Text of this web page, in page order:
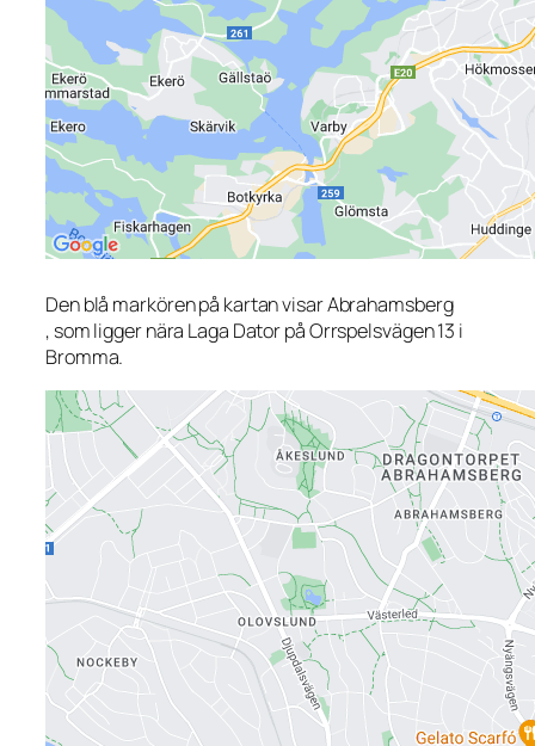
Den blå markören på kartan visar Abrahamsberg
, som ligger nära Laga Dator på Orrspelsvägen 13 i
Bromma.